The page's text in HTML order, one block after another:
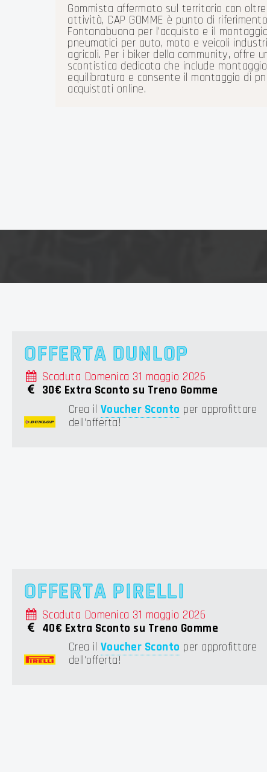
Gommista affermato sul territorio con
attività, CAP GOMME è punto di
Fontanabuona per l'acquisto e il
pneumatici per auto, moto e veicoli
agricoli. Per i biker della community, offre
scontistica dedicata che include
equilibratura e consente il montaggio di
acquistati online.
OFFERTA DUNLOP
Scaduta Domenica 31 maggio 2026
30€ Extra Sconto su Treno Gomme
Crea il Voucher Sconto per approfittare
dell'offerta!
OFFERTA PIRELLI
Scaduta Domenica 31 maggio 2026
40€ Extra Sconto su Treno Gomme
Crea il Voucher Sconto per approfittare
dell'offerta!